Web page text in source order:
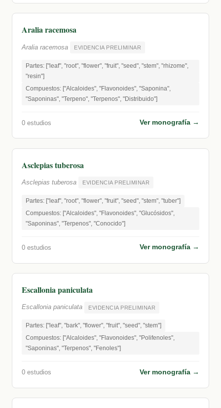
Aralia racemosa
Aralia racemosa EVIDENCIA PRELIMINAR
Partes: ["leaf", "root", "flower", "fruit", "seed", "stem", "rhizome",
"resin"]
Compuestos: ["Alcaloides", "Flavonoides", "Saponina",
"Saponinas", "Terpeno", "Terpenos", "Distribuido"]
0 estudios Ver monografía →
Asclepias tuberosa
Asclepias tuberosa EVIDENCIA PRELIMINAR
Partes: ["leaf", "root", "flower", "fruit", "seed", "stem", "tuber"]
Compuestos: ["Alcaloides", "Flavonoides", "Glucósidos",
"Saponinas", "Terpenos", "Conocido"]
0 estudios Ver monografía →
Escallonia paniculata
Escallonia paniculata EVIDENCIA PRELIMINAR
Partes: ["leaf", "bark", "flower", "fruit", "seed", "stem"]
Compuestos: ["Alcaloides", "Flavonoides", "Polifenoles",
"Saponinas", "Terpenos", "Fenoles"]
0 estudios Ver monografía →